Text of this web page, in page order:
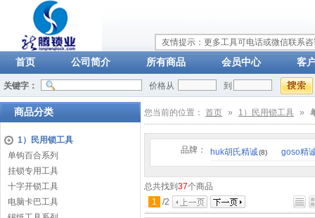
友情提示：更多工具可电话或微信联系
首页 公司简介 所有商品 会员中心 客
关键字： 价格从 到
商品分类
1）民用锁工具
单钩百合系列
挂锁专用工具
十字开锁工具
电脑卡巴工具
您当前的位置： 首页 » 1）民用锁工具 »
品牌： huk胡氏精诚(8) goso精
总共找到 37个商品
1
/2